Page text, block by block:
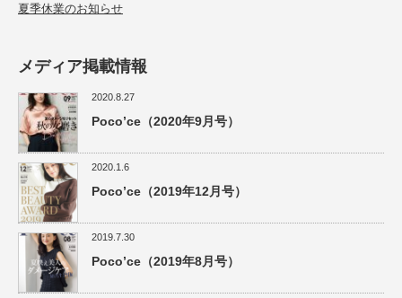
夏季休業のお知らせ
メディア掲載情報
2020.8.27
Poco’ce（2020年9月号）
2020.1.6
Poco’ce（2019年12月号）
2019.7.30
Poco’ce（2019年8月号）